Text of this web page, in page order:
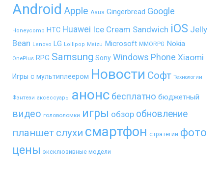
Android Apple Asus Gingerbread Google
Honeycomb HTC Huawei Ice Cream Sandwich iOS Jelly
Bean Lenovo LG Lollipop Meizu Microsoft MMORPG Nokia
OnePlus RPG Samsung Sony Windows Phone Xiaomi
Игры с мультиплеером Новости Софт Технологии
Фэнтези аксессуары анонс бесплатно бюджетный
видео головоломки игры обзор обновление
планшет слухи смартфон стратегии фото
цены эксклюзивные модели